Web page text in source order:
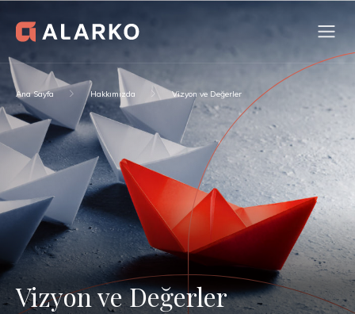
Ana Sayfa Hakkımızda Vizyon ve Değerler
Vizyon ve Değerler